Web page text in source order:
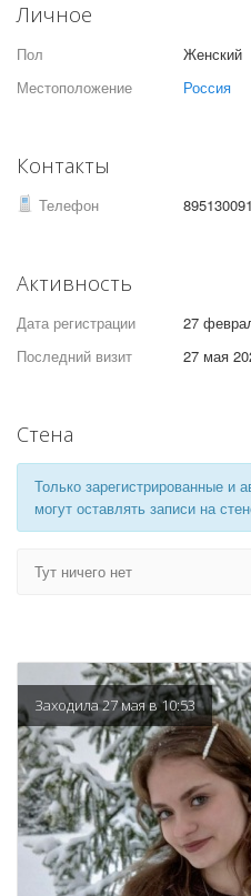
Личное
Пол
Женский
Местоположение
Россия
Контакты
Телефон
Активность
Дата регистрации
27
Последний визит
27 мая
Стена
Только зарегистрированные и
могут оставлять записи на
Тут ничего нет
Заходила 27 мая в 10:53